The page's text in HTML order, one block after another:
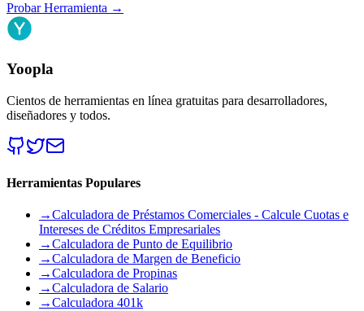
Probar Herramienta →
Yoopla
Cientos de herramientas en línea gratuitas para desarrolladores,
diseñadores y todos.
Herramientas Populares
→Calculadora de Préstamos Comerciales - Calcule Cuotas e
Intereses de Créditos Empresariales
→Calculadora de Punto de Equilibrio
→Calculadora de Margen de Beneficio
→Calculadora de Propinas
→Calculadora de Salario
→Calculadora 401k